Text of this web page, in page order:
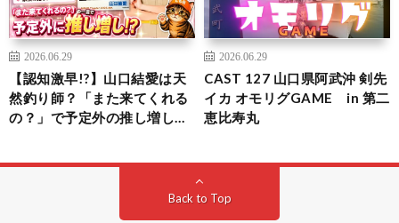
2026.06.29
【認知激早!?】山口結愛は天
然釣り師？「また来てくれる
の？」で予定外の推し増し…
2026.06.29
CAST 127 山口県阿武沖 剣先
イカ オモリグGAME in 第二
恵比寿丸
Back to Top